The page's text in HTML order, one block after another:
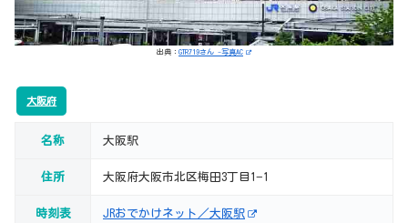
出典： GTR719さん -写真AC
大阪府
名称 大阪駅
住所 大阪府大阪市北区梅田3丁目1−1
時刻表 JRおでかけネット／大阪駅